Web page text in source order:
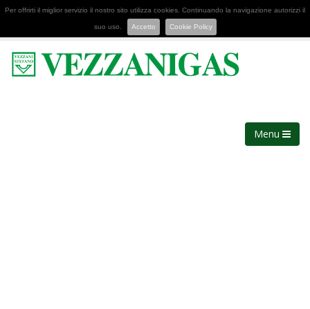
Per offrirti il miglior servizio il nostro sito utilizza cookies. Continuando la navigazione autorizzi il
suo uso. Accetto Cookie Policy
Menu